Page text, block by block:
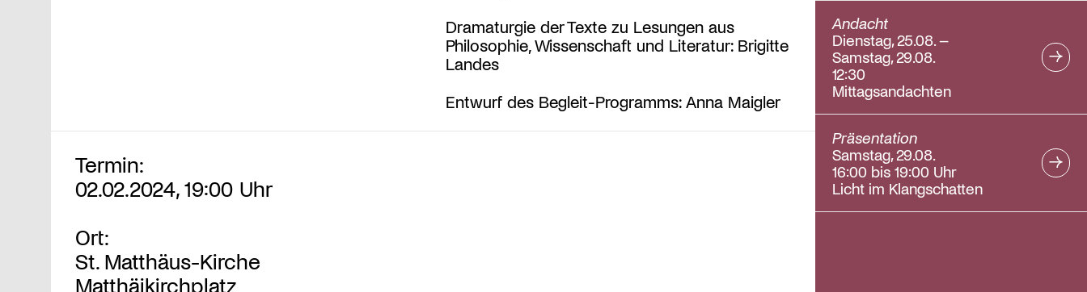
Dramaturgie der Texte zu Lesungen aus
Philosophie, Wissenschaft und Literatur: Brigitte
Landes
Entwurf des Begleit-Programms: Anna Maigler
Termin:
02.02.2024, 19:00 Uhr
Ort:
St. Matthäus-Kirche
Matthäikirchplatz
Andacht
Dienstag, 25.08. –
Samstag, 29.08.
12:30
Mittagsandachten
Präsentation
Samstag, 29.08.
16:00 bis 19:00 Uhr
Licht im Klangschatten